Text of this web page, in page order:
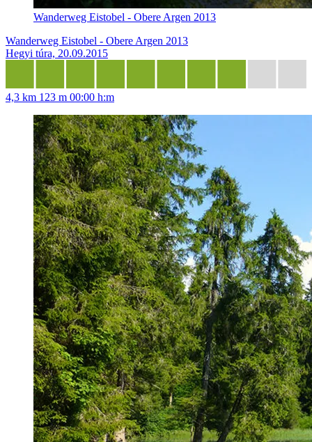
Wanderweg Eistobel - Obere Argen 2013
Wanderweg Eistobel - Obere Argen 2013
Hegyi túra, 20.09.2015
4,3 km 123 m 00:00 h:m